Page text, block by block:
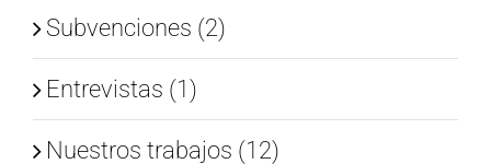
Subvenciones (2)
Entrevistas (1)
Nuestros trabajos (12)